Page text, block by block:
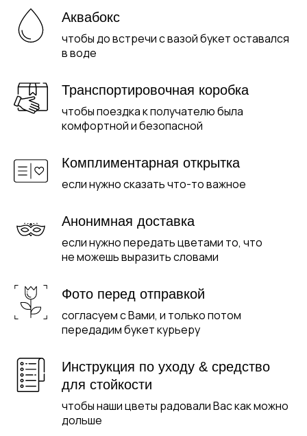
Аквабокс
чтобы до встречи с вазой букет оставался
в воде
Транспортировочная коробка
чтобы поездка к получателю была
комфортной и безопасной
Комплиментарная открытка
если нужно сказать что-то важное
Анонимная доставка
если нужно передать цветами то, что
не можешь выразить словами
Фото перед отправкой
согласуем с Вами, и только потом
передадим букет курьеру
Инструкция по уходу & средство
для стойкости
чтобы наши цветы радовали Вас как можно
дольше